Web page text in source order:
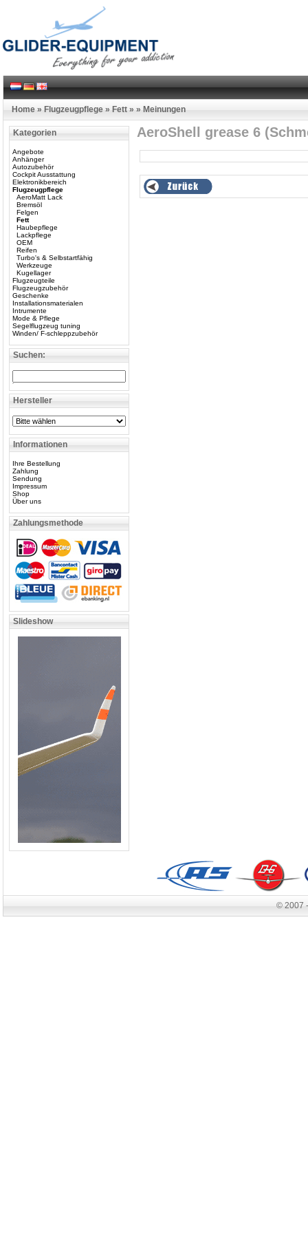
Home » Flugzeugpflege » Fett » » Meinungen
Kategorien
Angebote
Anhänger
Autozubehör
Cockpit Ausstattung
Elektronikbereich
Flugzeugpflege
AeroMatt Lack
Bremsöl
Felgen
Fett
Haubepflege
Lackpflege
OEM
Reifen
Turbo's & Selbstartfähig
Werkzeuge
Kugellager
Flugzeugteile
Flugzeugzubehör
Geschenke
Installationsmaterialen
Intrumente
Mode & Pflege
Segelflugzeug tuning
Winden/ F-schleppzubehör
Suchen:
Hersteller
Informationen
Ihre Bestellung
Zahlung
Sendung
Impressum
Shop
Über uns
Zahlungsmethode
Slideshow
AeroShell grease 6
© 2007